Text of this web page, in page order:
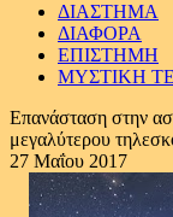
ΔΙΑΣΤΗΜΑ
ΔΙΑΦΟΡΑ
ΕΠΙΣΤΗΜΗ
ΜΥΣΤΙΚΗ
Επανάσταση στην
μεγαλύτερου
27 Μαΐου 2017